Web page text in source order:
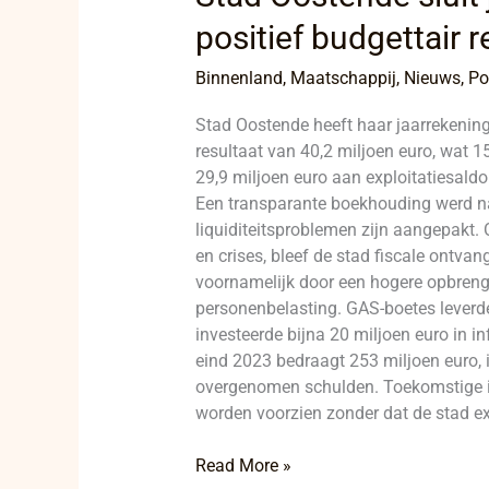
positief budgettair
Binnenland, Maatschappij, Nieuws,
Stad Oostende heeft haar
resultaat van 40,2 miljoen euro, wat
29,9 miljoen euro aan
Een transparante boekhouding werd
liquiditeitsproblemen zijn aangepakt.
en crises, bleef de stad fiscale
voornamelijk door een hogere
personenbelasting. GAS-boetes
investeerde bijna 20 miljoen euro in
eind 2023 bedraagt 253 miljoen
overgenomen schulden.
worden voorzien zonder dat de stad
Read More »